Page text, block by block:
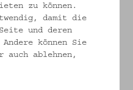
zu können.
damit die
und deren
können Sie
auch ablehnen,